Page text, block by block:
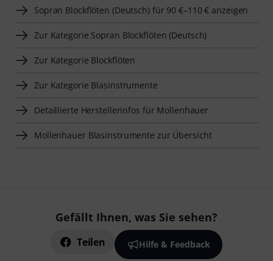
Sopran Blockflöten (Deutsch) für 90 €–110 € anzeigen
Zur Kategorie Sopran Blockflöten (Deutsch)
Zur Kategorie Blockflöten
Zur Kategorie Blasinstrumente
Detaillierte Herstellerinfos für Mollenhauer
Mollenhauer Blasinstrumente zur Übersicht
Gefällt Ihnen, was Sie sehen?
Teilen Hilfe & Feedback